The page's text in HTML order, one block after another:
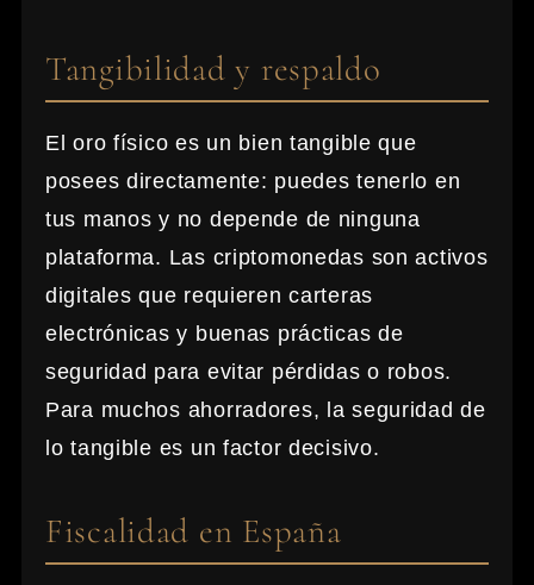
Tangibilidad y respaldo
El oro físico es un bien tangible que
posees directamente: puedes tenerlo en
tus manos y no depende de ninguna
plataforma. Las criptomonedas son activos
digitales que requieren carteras
electrónicas y buenas prácticas de
seguridad para evitar pérdidas o robos.
Para muchos ahorradores, la seguridad de
lo tangible es un factor decisivo.
Fiscalidad en España